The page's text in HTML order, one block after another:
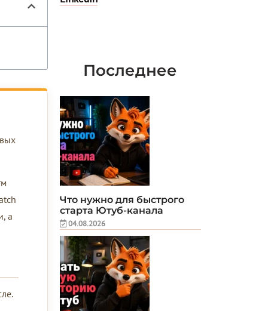
а
Последнее
Что нужно для быстрого
старта Ютуб-канала
04.08.2026